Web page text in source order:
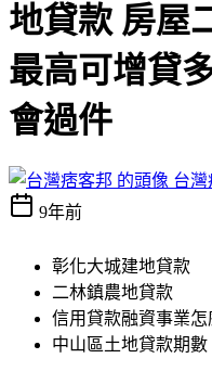
地貸款 房屋
最高可增貸
會過件
台灣
9年前
彰化大城建地貸款
二林鎮農地貸款
信用貸款融資事業
中山區土地貸款期數